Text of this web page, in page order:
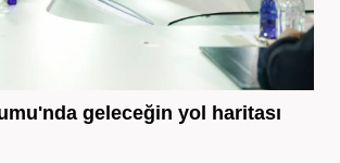
geleceğin yol haritası